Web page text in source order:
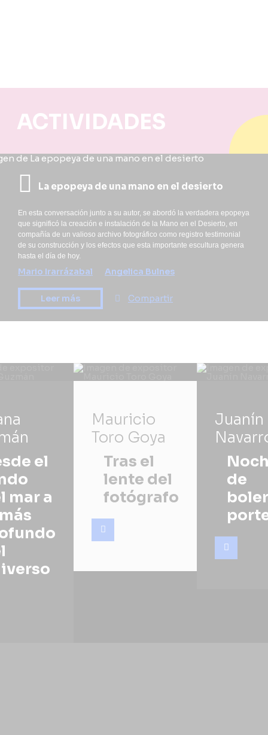
ACTIVIDADES
La epopeya de una mano en el desierto
En esta conversación junto a su autor, se abordó la verdadera epopeya
que significó la creación e instalación de la Mano en el Desierto, en
compañía de un valioso archivo fotográfico como registro testimonial
de su construcción y los efectos que esta importante escultura genera
hasta el día de hoy.
Mario Irarrázabal Angelica Bulnes
Leer más Compartir
el
mar a
Mauricio
Toro Goya
Tras el
lente del
fotógrafo
Juanín
de